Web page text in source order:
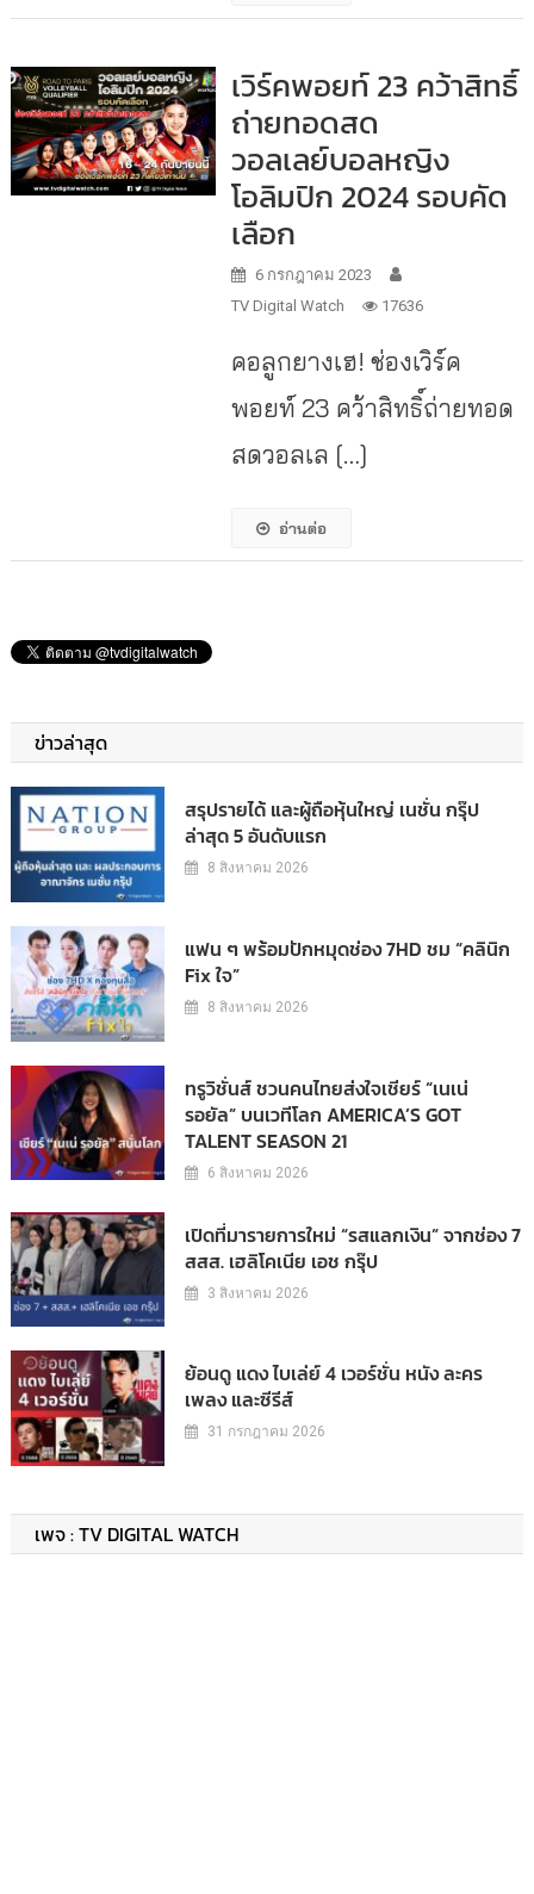
เวิร์คพอยท์ 23 คว้าสิทธิ์
ถ่ายทอดสด
วอลเลย์บอลหญิง
โอลิมปิก 2024 รอบคัด
เลือก
6 กรกฎาคม 2023
TV Digital Watch
17636
คอลูกยางเฮ! ช่องเวิร์ค
พอยท์ 23 คว้าสิทธิ์ถ่ายทอด
สดวอลเล […]
อ่านต่อ
ข่าวล่าสุด
สรุปรายได้ และผู้ถือหุ้นใหญ่ เนชั่น กรุ๊ป
ล่าสุด 5 อันดับแรก
8 สิงหาคม 2026
แฟน ๆ พร้อมปักหมุดช่อง 7HD ชม “คลินิก
Fix ใจ”
8 สิงหาคม 2026
ทรูวิชั่นส์ ชวนคนไทยส่งใจเชียร์ “เนเน่
รอยัล” บนเวทีโลก AMERICA’S GOT
TALENT SEASON 21
6 สิงหาคม 2026
เปิดที่มารายการใหม่ “รสแลกเงิน” จากช่อง 7
สสส. เฮลิโคเนีย เอช กรุ๊ป
3 สิงหาคม 2026
ย้อนดู แดง ไบเล่ย์ 4 เวอร์ชั่น หนัง ละคร
เพลง และซีรีส์
31 กรกฎาคม 2026
เพจ : TV DIGITAL WATCH